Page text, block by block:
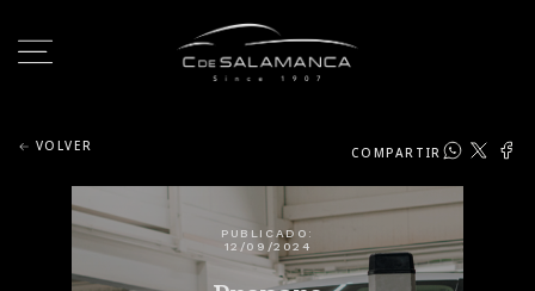
VOLVER COMPARTIR
PUBLICADO:
12/09/2024